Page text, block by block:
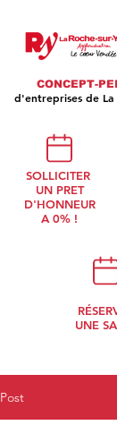
CONCEPT-
d'entreprises de La
SOLLICITER
UN PRET
D'HONNEUR
A 0% !
UNE
Post